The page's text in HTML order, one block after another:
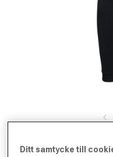
Ditt samtycke till